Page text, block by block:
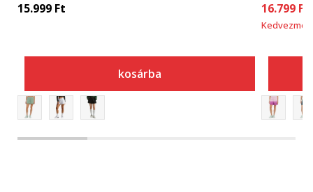
15.999 Ft
kosárba
16.799 Ft